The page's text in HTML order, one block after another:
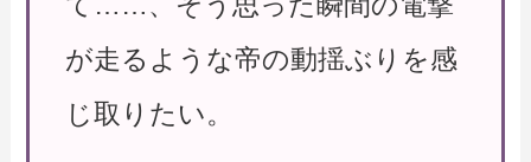
が走るような帝の動揺ぶりを感
じ取りたい。